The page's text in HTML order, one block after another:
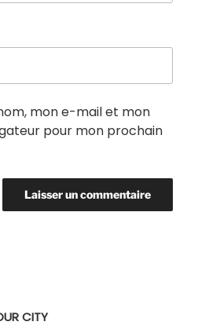
mon e-mail et mon
pour mon prochain
CITY